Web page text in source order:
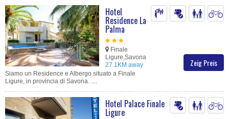
Zeig Preis
Hotel
Residence La
Palma
Finale
Ligure,Savona
27.1KM away
Siamo un Residence e Albergo situato a Finale
Ligure, in provincia di Savona. ....
Hotel Palace Finale
Ligure